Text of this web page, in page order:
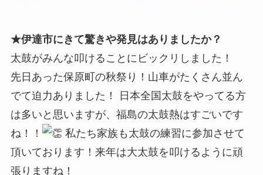
★伊達市にきて驚きや発見はありましたか？
太鼓がみんな叩けることにビックリしました！
先日あった保原町の秋祭り！山車がたくさん並ん
でて迫力ありました！ 日本全国太鼓をやってる方
は多いと思いますが、福島の太鼓熱はすごいです
ね！！
私たち家族も太鼓の練習に参加させて
頂いております！来年は大太鼓を叩けるように頑
張りますね！